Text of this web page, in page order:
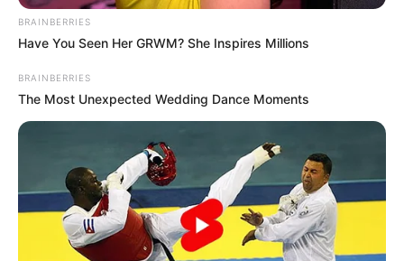
BRAINBERRIES
Have You Seen Her GRWM? She Inspires Millions
BRAINBERRIES
The Most Unexpected Wedding Dance Moments